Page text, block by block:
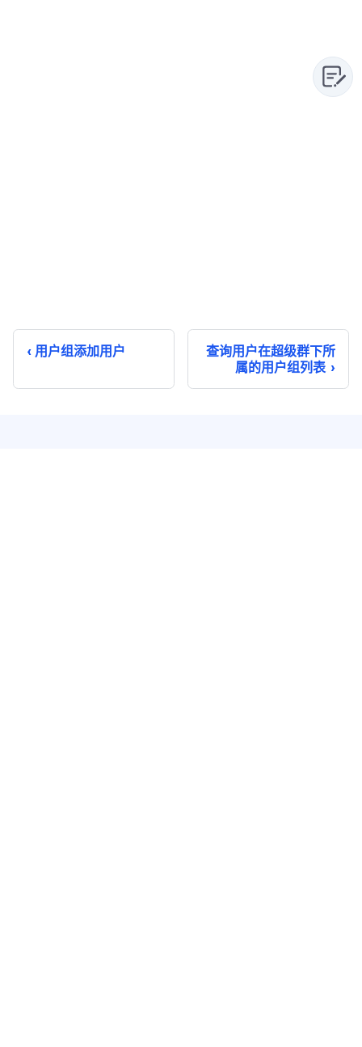
用户组添加用户
查询用户在超级群下所
属的用户组列表